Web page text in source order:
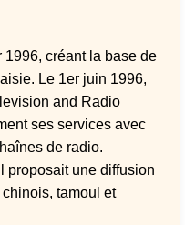
1996, créant la base de
Le 1er juin 1996,
and Radio
ses services avec
de radio.
proposait une diffusion
tamoul et